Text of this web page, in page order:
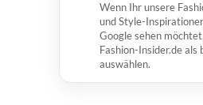
Wenn Ihr unsere
und Style-
Google sehen
Fashion-Insider.de als
auswählen.